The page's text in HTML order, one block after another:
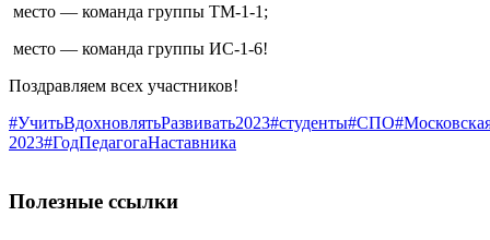
место — команда группы ТМ-1-1;
место — команда группы ИС-1-6!
Поздравляем всех участников!
#УчитьВдохновлятьРазвивать2023#студенты#СПО
2023#ГодПедагогаНаставника
Полезные ссылки